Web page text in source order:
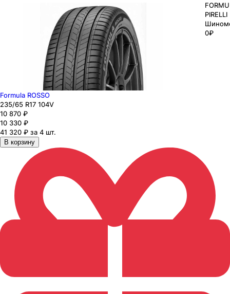
PIRELLI
0₽
Formula ROSSO
235/65 R17 104V
10 870 ₽
10 330 ₽
41 320 ₽ за 4 шт.
В корзину